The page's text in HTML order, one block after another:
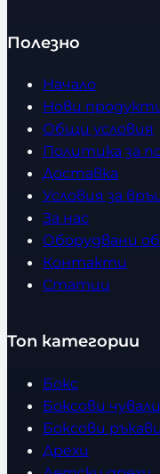
Полезно
Начало
Нови
Общи условия
Политика за
Доставка
Условия за
За нас
Оборудвани
Контакти
Статии
Топ категории
Бокс
Боксови чували
Боксови
Дрехи